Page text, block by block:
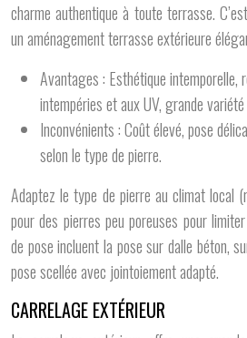
charme authentique à toute terrasse.
un aménagement terrasse extérieure
Avantages : Esthétique intemporelle,
intempéries et aux UV, grande
Inconvénients : Coût élevé, pose
selon le type de pierre.
Adaptez le type de pierre au climat local
pour des pierres peu poreuses pour
de pose incluent la pose sur dalle béton,
pose scellée avec jointoiement adapté.
CARRELAGE EXTÉRIEUR